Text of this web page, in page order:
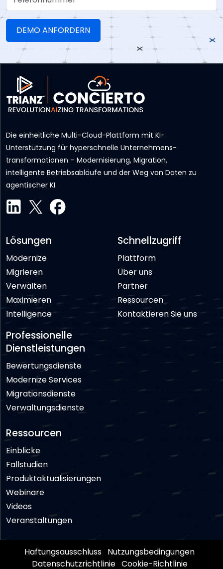
Die einheitliche Multi-Cloud-Plattform mit KI-
Unterstützung für hyperschnelle Unternehmens­
transformationen – Modernisierung, Migration,
intelligente Betriebsabläufe und der Weg von Daten zu
agentischer KI.
Lösungen
Modernize
Migrieren
Verwalten
Maximieren
Intelligence
Professionelle
Dienstleistungen
Bewertungsdienste
Modernize Services
Migrationsdienste
Verwaltungsdienste
Schnellzugriff
Plattform
Über uns
Partner
Ressourcen
Kontaktieren Sie uns
Ressourcen
Einblicke
Fallstudien
Produktaktualisierungen
Webinare
Videos
Veranstaltungen
Haftungsausschluss Nutzungsbedingungen
Datenschutzrichtlinie Cookie-Richtlinie